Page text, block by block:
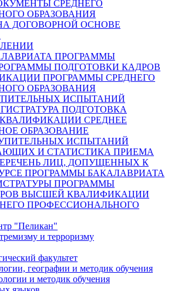
СРЕДНЕГО
ОБРАЗОВАНИЯ
ДОГОВОРНОЙ ОСНОВЕ
ПРОГРАММЫ
ПОДГОТОВКИ КАДРОВ
ПРОГРАММЫ СРЕДНЕГО
ОБРАЗОВАНИЯ
ИСПЫТАНИЙ
ПОДГОТОВКА
СРЕДНЕЕ
ОБРАЗОВАНИЕ
ИСПЫТАНИЙ
И СТАТИСТИКА ПРИЕМА
ЛИЦ, ДОПУЩЕННЫХ К
ПРОГРАММЫ БАКАЛАВРИАТА
ПРОГРАММЫ
ВЫСШЕЙ КВАЛИФИКАЦИИ
ПРОФЕССИОНАЛЬНОГО
"Пеликан"
и терроризму
факультет
географии и методик обучения
и методик обучения